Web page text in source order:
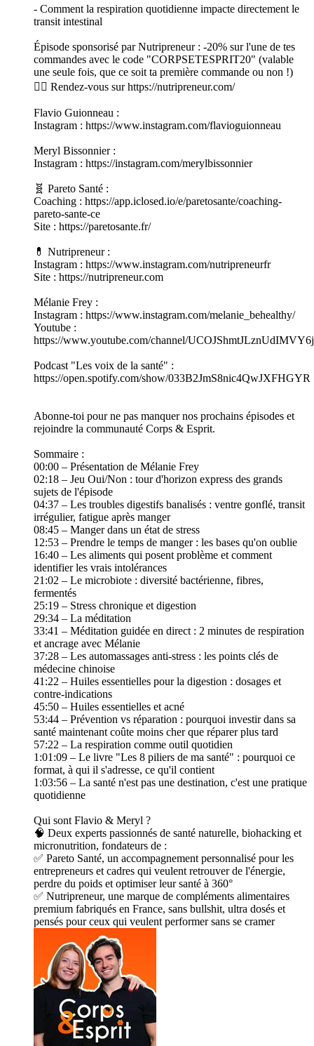
- Comment la respiration quotidienne impacte directement le
transit intestinal
Épisode sponsorisé par Nutripreneur : -20% sur l'une de tes
commandes avec le code "CORPSETESPRIT20" (valable
une seule fois, que ce soit ta première commande ou non !)
👉🏻 Rendez-vous sur https://nutripreneur.com/
Flavio Guionneau :
Instagram : https://www.instagram.com/flavioguionneau
Meryl Bissonnier :
Instagram : https://instagram.com/merylbissonnier
🧬 Pareto Santé :
Coaching : https://app.iclosed.io/e/paretosante/coaching-
pareto-sante-ce
Site : https://paretosante.fr/
💊 Nutripreneur :
Instagram : https://www.instagram.com/nutripreneurfr
Site : https://nutripreneur.com
Mélanie Frey :
Instagram : https://www.instagram.com/melanie_behealthy/
Youtube :
https://www.youtube.com/channel/
Podcast "Les voix de la santé" :
https://open.spotify.com/show/033B2JmS8nic4QwJXFHGYR
Abonne-toi pour ne pas manquer nos prochains épisodes et
rejoindre la communauté Corps & Esprit.
Sommaire :
00:00 – Présentation de Mélanie Frey
02:18 – Jeu Oui/Non : tour d'horizon express des grands
sujets de l'épisode
04:37 – Les troubles digestifs banalisés : ventre gonflé, transit
irrégulier, fatigue après manger
08:45 – Manger dans un état de stress
12:53 – Prendre le temps de manger : les bases qu'on oublie
16:40 – Les aliments qui posent problème et comment
identifier les vrais intolérances
21:02 – Le microbiote : diversité bactérienne, fibres,
fermentés
25:19 – Stress chronique et digestion
29:34 – La méditation
33:41 – Méditation guidée en direct : 2 minutes de respiration
et ancrage avec Mélanie
37:28 – Les automassages anti-stress : les points clés de
médecine chinoise
41:22 – Huiles essentielles pour la digestion : dosages et
contre-indications
45:50 – Huiles essentielles et acné
53:44 – Prévention vs réparation : pourquoi investir dans sa
santé maintenant coûte moins cher que réparer plus tard
57:22 – La respiration comme outil quotidien
1:01:09 – Le livre "Les 8 piliers de ma santé" : pourquoi ce
format, à qui il s'adresse, ce qu'il contient
1:03:56 – La santé n'est pas une destination, c'est une pratique
quotidienne
Qui sont Flavio & Meryl ?
🧠 Deux experts passionnés de santé naturelle, biohacking et
micronutrition, fondateurs de :
✅ Pareto Santé, un accompagnement personnalisé pour les
entrepreneurs et cadres qui veulent retrouver de l'énergie,
perdre du poids et optimiser leur santé à 360°
✅ Nutripreneur, une marque de compléments alimentaires
premium fabriqués en France, sans bullshit, ultra dosés et
pensés pour ceux qui veulent performer sans se cramer